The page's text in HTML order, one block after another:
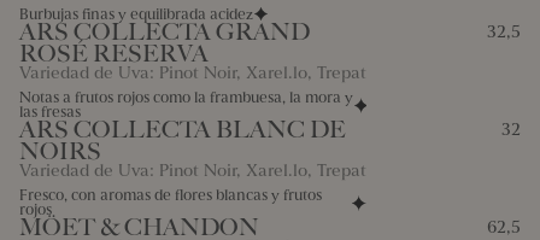
Burbujas finas y equilibrada acidez
ARS COLLECTA GRAND
ROSÉ RESERVA
Variedad de Uva: Pinot Noir, Xarel.lo, Trepat
Notas a frutos rojos como la frambuesa, la mora y
las fresas
32,5
ARS COLLECTA BLANC DE
NOIRS
Variedad de Uva: Pinot Noir, Xarel.lo, Trepat
Fresco, con aromas de flores blancas y frutos
rojos
32
MÖET & CHANDON 62,5